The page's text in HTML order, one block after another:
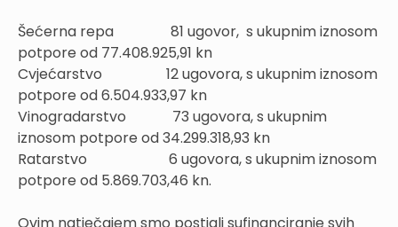
Šećerna repa 81 ugovor, s ukupnim iznosom
potpore od 77.408.925,91 kn
Cvjećarstvo 12 ugovora, s ukupnim iznosom
potpore od 6.504.933,97 kn
Vinogradarstvo 73 ugovora, s ukupnim
iznosom potpore od 34.299.318,93 kn
Ratarstvo 6 ugovora, s ukupnim iznosom
potpore od 5.869.703,46 kn.